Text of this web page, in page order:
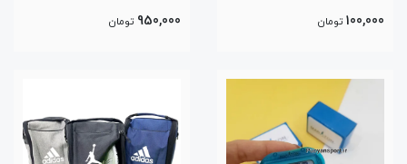
100,000 تومان 950,000 تومان